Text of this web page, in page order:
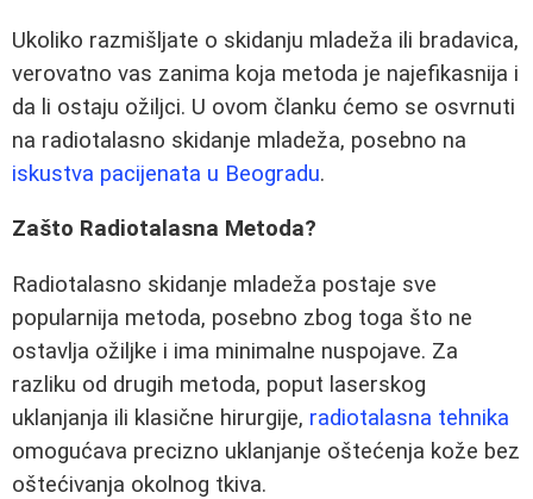
Ukoliko razmišljate o skidanju mladeža ili bradavica,
verovatno vas zanima koja metoda je najefikasnija i
da li ostaju ožiljci. U ovom članku ćemo se osvrnuti
na radiotalasno skidanje mladeža, posebno na
iskustva pacijenata u Beogradu.
Zašto Radiotalasna Metoda?
Radiotalasno skidanje mladeža postaje sve
popularnija metoda, posebno zbog toga što ne
ostavlja ožiljke i ima minimalne nuspojave. Za
razliku od drugih metoda, poput laserskog
uklanjanja ili klasične hirurgije, radiotalasna tehnika
omogućava precizno uklanjanje oštećenja kože bez
oštećivanja okolnog tkiva.